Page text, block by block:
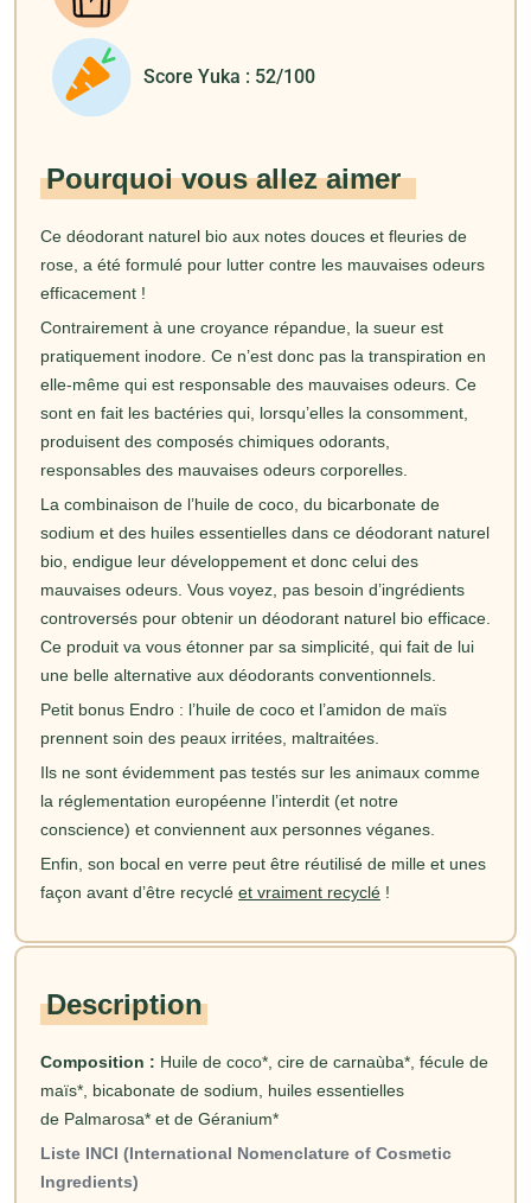
Score Yuka : 52/100
Pourquoi vous allez aimer
Ce déodorant naturel bio aux notes douces et fleuries de
rose, a été formulé pour lutter contre les mauvaises odeurs
efficacement !
Contrairement à une croyance répandue, la sueur est
pratiquement inodore. Ce n’est donc pas la transpiration en
elle-même qui est responsable des mauvaises odeurs. Ce
sont en fait les bactéries qui, lorsqu’elles la consomment,
produisent des composés chimiques odorants,
responsables des mauvaises odeurs corporelles.
La combinaison de l’huile de coco, du bicarbonate de
sodium et des huiles essentielles dans ce déodorant naturel
bio, endigue leur développement et donc celui des
mauvaises odeurs. Vous voyez, pas besoin d’ingrédients
controversés pour obtenir un déodorant naturel bio efficace.
Ce produit va vous étonner par sa simplicité, qui fait de lui
une belle alternative aux déodorants conventionnels.
Petit bonus Endro : l’huile de coco et l’amidon de maïs
prennent soin des peaux irritées, maltraitées.
Ils ne sont évidemment pas testés sur les animaux comme
la réglementation européenne l’interdit (et notre
conscience) et conviennent aux personnes véganes.
Enfin, son bocal en verre peut être réutilisé de mille et unes
façon avant d’être recyclé et vraiment recyclé !
Description
Composition : Huile de coco*, cire de carnaùba*, fécule de
maïs*, bicabonate de sodium, huiles essentielles
de Palmarosa* et de Géranium*
Liste INCI (International Nomenclature of Cosmetic
Ingredients)